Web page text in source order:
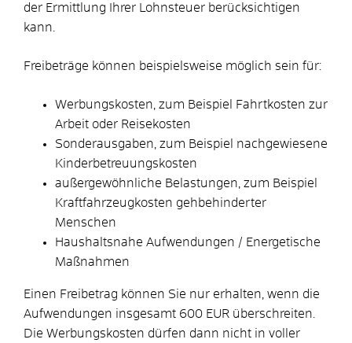
der Ermittlung Ihrer Lohnsteuer berücksichtigen
kann.
Freibeträge können beispielsweise möglich sein für:
Werbungskosten, zum Beispiel Fahrtkosten zur
Arbeit oder Reisekosten
Sonderausgaben, zum Beispiel nachgewiesene
Kinderbetreuungskosten
außergewöhnliche Belastungen, zum Beispiel
Kraftfahrzeugkosten gehbehinderter
Menschen
Haushaltsnahe Aufwendungen / Energetische
Maßnahmen
Einen Freibetrag können Sie nur erhalten, wenn die
Aufwendungen insgesamt 600 EUR überschreiten.
Die Werbungskosten dürfen dann nicht in voller